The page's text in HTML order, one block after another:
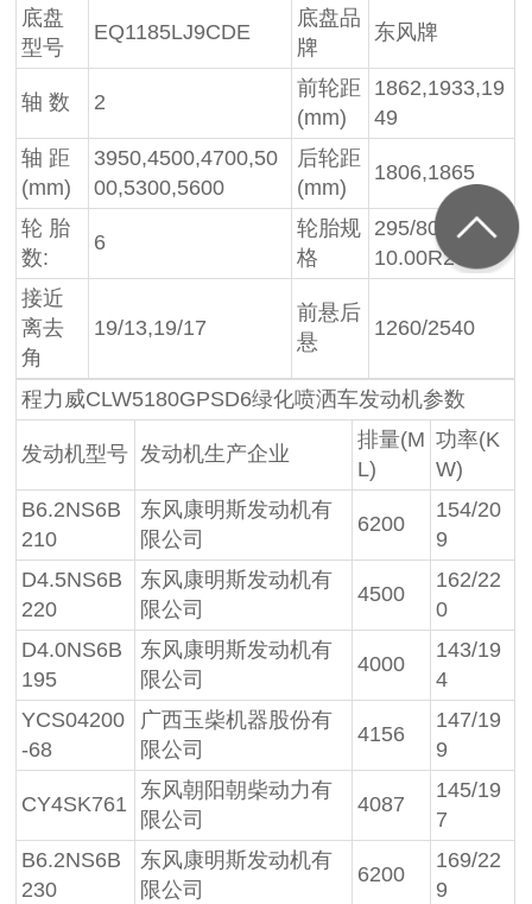
底盘
型号
EQ1185LJ9CDE
底盘品
牌
东风牌
轴 数 2
前轮距
(mm)
1862,1933,19
49
轴 距
(mm)
3950,4500,4700,50
00,5300,5600
后轮距
(mm)
1806,1865
轮 胎
数:
6
轮胎规
格
295/80R22.5,
10.00R20
接近
离去
角
19/13,19/17
前悬后
悬
1260/2540
程力威CLW5180GPSD6绿化喷洒车发动机参数
发动机型号 发动机生产企业
排量(M
L)
功率(K
W)
B6.2NS6B
210
东风康明斯发动机有
限公司
6200
154/20
9
D4.5NS6B
220
东风康明斯发动机有
限公司
4500
162/22
0
D4.0NS6B
195
东风康明斯发动机有
限公司
4000
143/19
4
YCS04200
-68
广西玉柴机器股份有
限公司
4156
147/19
9
CY4SK761
东风朝阳朝柴动力有
限公司
4087
145/19
7
B6.2NS6B
230
东风康明斯发动机有
限公司
6200
169/22
9